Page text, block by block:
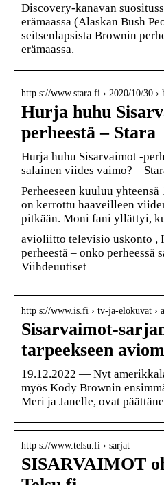
Discovery-kanavan
erämaassa (Alaskan Bush
seitsenlapsista Brownin
erämaassa.
http s://www.stara.fi › 2020/10/30 ›
Hurja huhu
perheestä – Stara
Hurja huhu Sisarvaimot -
salainen viides vaimo? –
Perheeseen kuuluu
on kerrottu haaveilleen
pitkään. Moni fani yllättyi,
avioliitto televisio uskonto ,
perheestä – onko perheessä
Viihdeuutiset
http s://www.is.fi › tv-ja-elokuvat ›
Sisarvaimot-
tarpeekseen
19.12.2022 — Nyt
myös Kody Brownin
Meri ja Janelle, ovat
http s://www.telsu.fi › sarjat
SISARVAIMOT